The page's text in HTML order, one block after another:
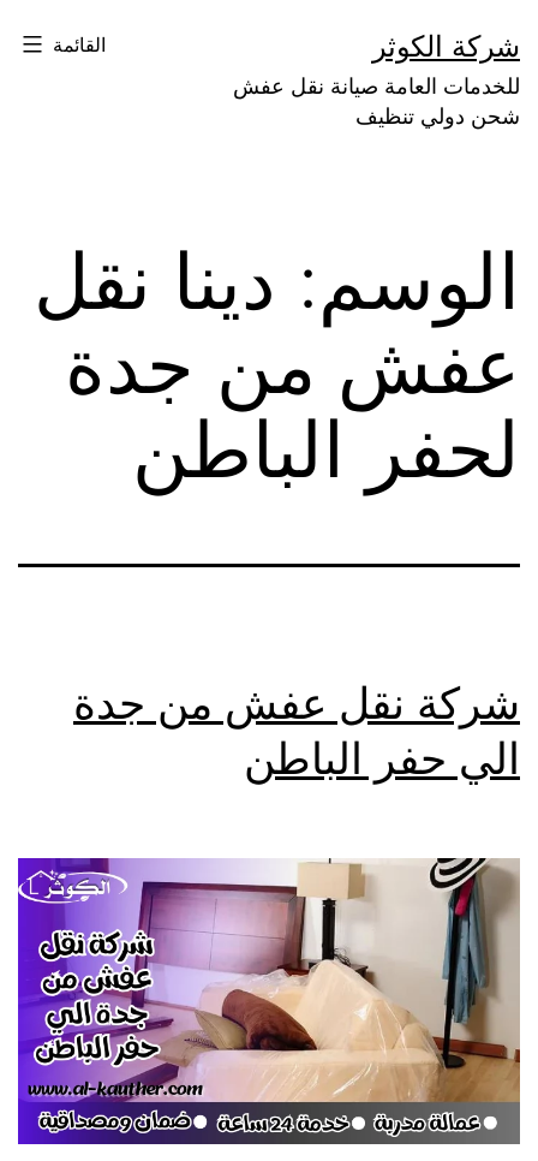
إلى
المحتوى
شركة الكوثر
للخدمات العامة صيانة نقل عفش
شحن دولي تنظيف
القائمة
الوسم: دينا نقل
عفش من جدة
لحفر الباطن
شركة نقل عفش من جدة
الي حفر الباطن